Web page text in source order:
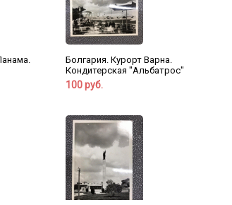
Болгария. Курорт Варна.
Кондитерская "Альбатрос"
100 руб.